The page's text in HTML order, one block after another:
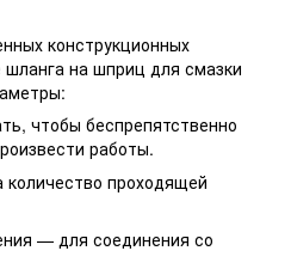
конструкционных
на шприц для смазки
чтобы беспрепятственно
работы.
проходящей
— для соединения со